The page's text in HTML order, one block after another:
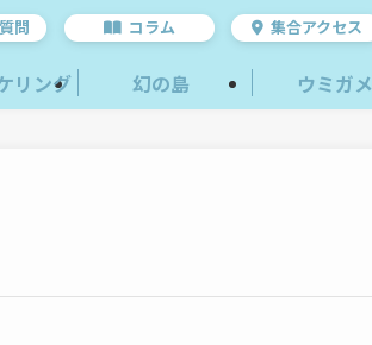
問 コラム 集合アクセス
リング 幻の島 ウミガメ